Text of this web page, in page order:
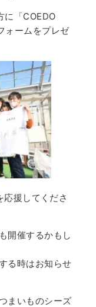
に「COEDO
ォームをプレゼ
応援してくださ
開催するかもし
る時はお知らせ
まいものシーズ